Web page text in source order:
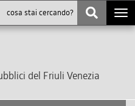
del Friuli Venezia